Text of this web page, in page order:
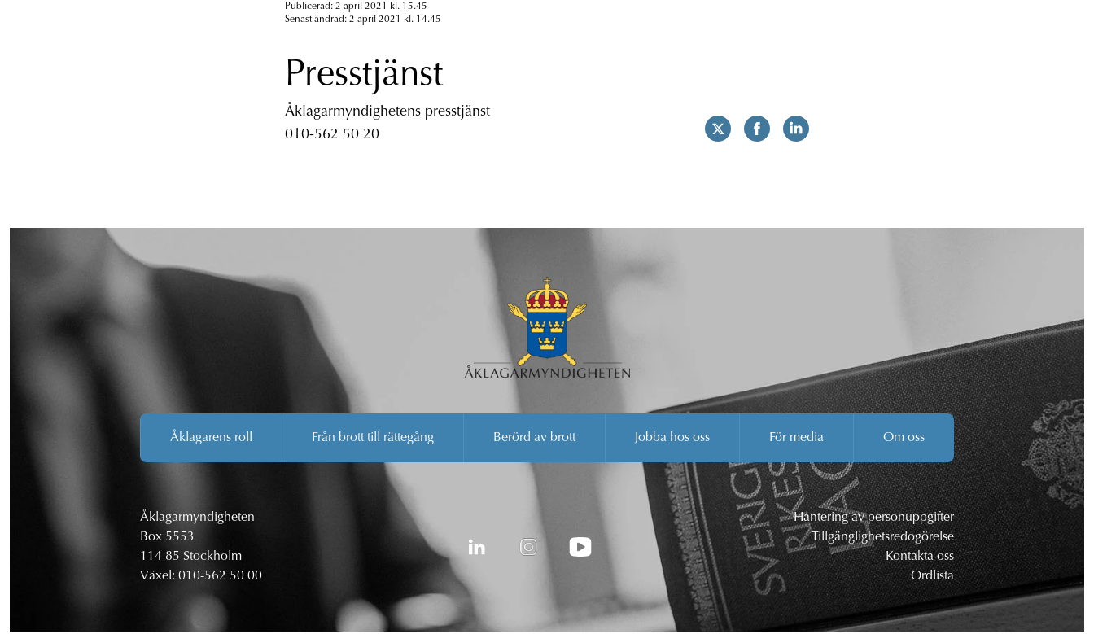
Publicerad: 2 april 2021 kl. 15.45
Senast ändrad: 2 april 2021 kl. 14.45
Presstjänst
Åklagarmyndighetens presstjänst
010-562 50 20
Åklagarens roll Från brott till rättegång Berörd av brott Jobba hos oss För media Om oss
Åklagarmyndigheten
Box 5553
114 85 Stockholm
Växel: 010-562 50 00
Hantering av personuppgifter
Tillgänglighetsredogörelse
Kontakta oss
Ordlista